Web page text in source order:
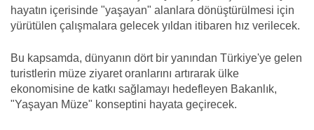
hayatın içerisinde "yaşayan" alanlara dönüştürülmesi için
yürütülen çalışmalara gelecek yıldan itibaren hız verilecek.
Bu kapsamda, dünyanın dört bir yanından Türkiye'ye gelen
turistlerin müze ziyaret oranlarını artırarak ülke
ekonomisine de katkı sağlamayı hedefleyen Bakanlık,
"Yaşayan Müze" konseptini hayata geçirecek.